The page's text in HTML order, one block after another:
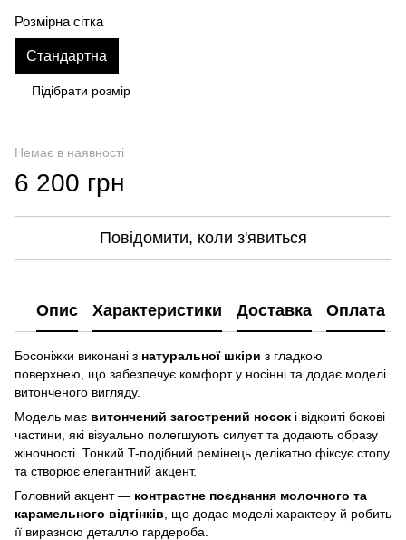
Розмірна сітка
Стандартна
Підібрати розмір
Немає в наявності
6 200 грн
Повідомити, коли з'явиться
Опис Характеристики Доставка Оплата
Босоніжки виконані з натуральної шкіри з гладкою
поверхнею, що забезпечує комфорт у носінні та додає моделі
витонченого вигляду.
Модель має витончений загострений носок і відкриті бокові
частини, які візуально полегшують силует та додають образу
жіночності. Тонкий T-подібний ремінець делікатно фіксує стопу
та створює елегантний акцент.
Головний акцент — контрастне поєднання молочного та
карамельного відтінків , що додає моделі характеру й робить
її виразною деталлю гардероба.